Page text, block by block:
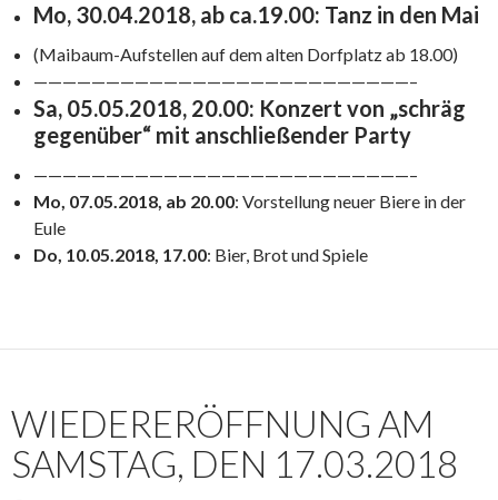
Mo, 30.04.2018, ab ca.19.00: Tanz in den Mai
(Maibaum-Aufstellen auf dem alten Dorfplatz ab 18.00)
——————————————————————————–
Sa, 05.05.2018, 20.00: Konzert von „schräg
gegenüber“ mit anschließender Party
——————————————————————————–
Mo, 07.05.2018, ab 20.00: Vorstellung neuer Biere in der
Eule
Do, 10.05.2018, 17.00: Bier, Brot und Spiele
WIEDERERÖFFNUNG AM
SAMSTAG, DEN 17.03.2018